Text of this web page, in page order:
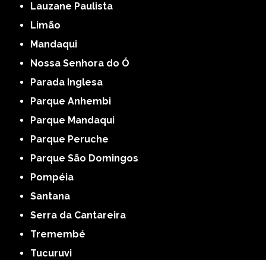
Lauzane Paulista
Limão
Mandaqui
Nossa Senhora do Ó
Parada Inglesa
Parque Anhembi
Parque Mandaqui
Parque Peruche
Parque São Domingos
Pompéia
Santana
Serra da Cantareira
Tremembé
Tucuruvi